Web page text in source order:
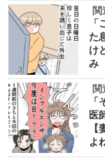
関
た
け
み
関
医
よ